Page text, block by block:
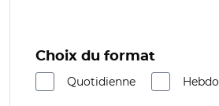
Choix du format
Quotidienne